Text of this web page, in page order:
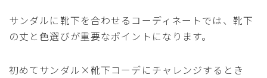
サンダルに靴下を合わせるコーディネートでは、靴下
の丈と色選びが重要なポイントになります。
初めてサンダル×靴下コーデにチャレンジするとき